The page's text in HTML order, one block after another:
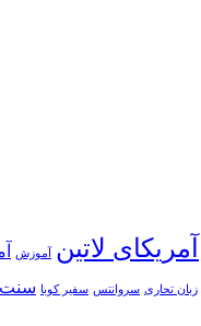
آمریکای لاتین آموزش
زبان تحاری سروانتس سفیر کوبا سنت